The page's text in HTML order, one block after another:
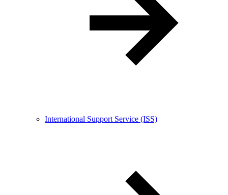
International Support Service (ISS)